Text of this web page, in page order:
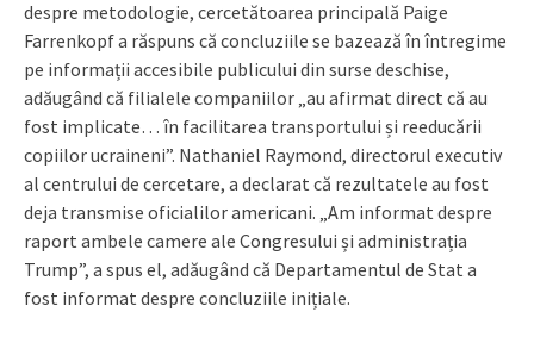
despre metodologie, cercetătoarea principală Paige
Farrenkopf a răspuns că concluziile se bazează în întregime
pe informații accesibile publicului din surse deschise,
adăugând că filialele companiilor „au afirmat direct că au
fost implicate… în facilitarea transportului și reeducării
copiilor ucraineni”. Nathaniel Raymond, directorul executiv
al centrului de cercetare, a declarat că rezultatele au fost
deja transmise oficialilor americani. „Am informat despre
raport ambele camere ale Congresului și administrația
Trump”, a spus el, adăugând că Departamentul de Stat a
fost informat despre concluziile inițiale.